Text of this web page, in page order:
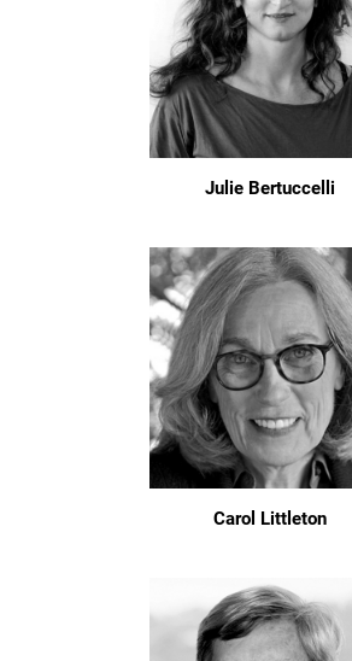
Julie Bertuccelli
Carol Littleton